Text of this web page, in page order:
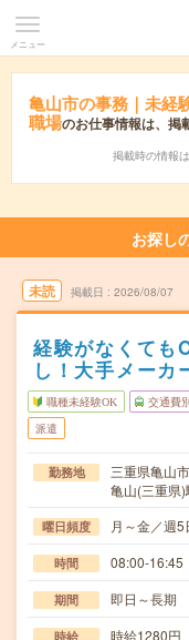
メニュー
亀山市の事務｜未経
職場のお仕事情報は、掲
掲載時の情報は
お探し
未読 掲載日 2026/08/07
経験がなくても
し！大手メーカ
職種未経験OK 交通費
派遣
勤務地
三重県亀山市
亀山(三重県
曜日頻度 月～金／週5
時間 08:00-16:45
期間 即日～長期
時給
時給1280円